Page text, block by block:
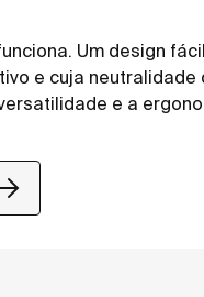
Um design
e cuja
e a